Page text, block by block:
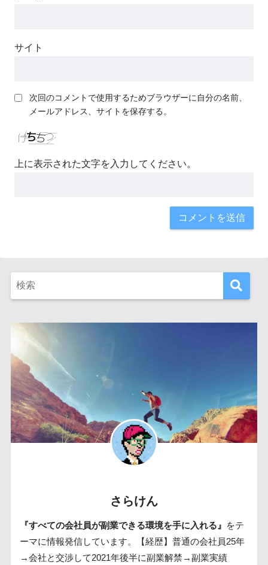
サイト
次回のコメントで使用するためブラウザーに自分の名前、
メールアドレス、サイトを保存する。
上に表示された文字を入力してください。
さらけん
『すべての会社員が副業できる環境を手に入れる』
をテ
ーマに情報発信しています。【経歴】普通の会社員25年
→会社と交渉して2021年後半に副業解禁→副業実績